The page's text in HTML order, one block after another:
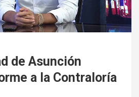
de Asunción
a la Contraloría